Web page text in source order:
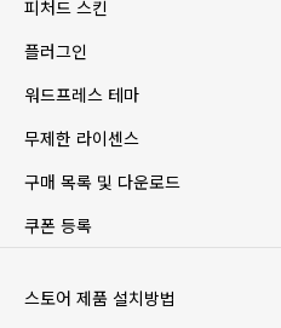
피처드 스킨
플러그인
워드프레스 테마
무제한 라이센스
구매 목록 및 다운로드
쿠폰 등록
스토어 제품 설치방법